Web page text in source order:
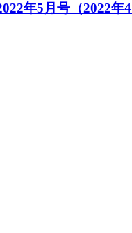
年5月号（2022年4